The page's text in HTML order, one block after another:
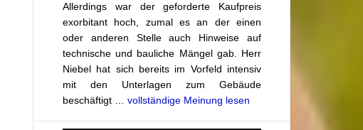
Allerdings war der geforderte Kaufpreis
exorbitant hoch, zumal es an der einen
oder anderen Stelle auch Hinweise auf
technische und bauliche Mängel gab. Herr
Niebel hat sich bereits im Vorfeld intensiv
mit den Unterlagen zum Gebäude
beschäftigt … vollständige Meinung lesen